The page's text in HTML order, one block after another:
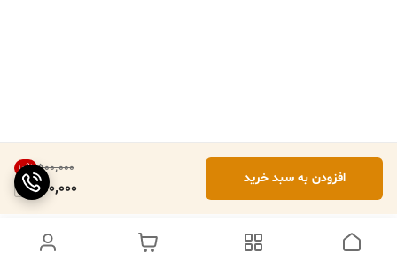
۵۰۰٬۰۰۰ 10%
450,000
افزودن به سبد خرید